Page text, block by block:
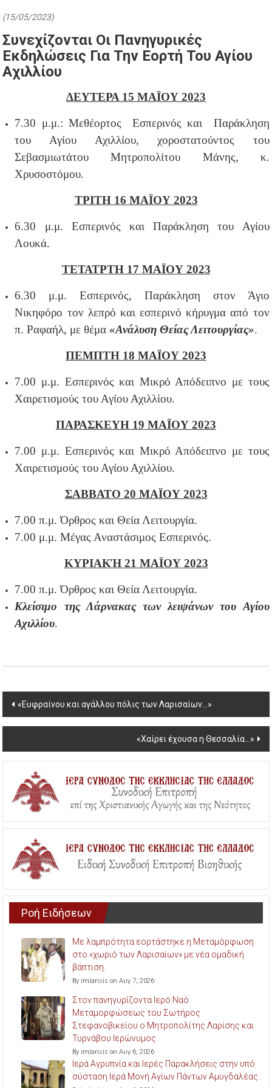
(15/05/2023)
Συνεχίζονται Οι Πανηγυρικές
Εκδηλώσεις Για Την Εορτή Του Αγίου
Αχιλλίου
ΔΕΥΤΕΡΑ 15 ΜΑΪΟΥ 2023
7.30 μ.μ.: Μεθέορτος Εσπερινός και Παράκληση
του Αγίου Αχιλλίου, χοροστατούντος του
Σεβασμιωτάτου Μητροπολίτου Μάνης, κ.
Χρυσοστόμου.
ΤΡΙΤΗ 16 ΜΑΪΟΥ 2023
6.30 μ.μ. Εσπερινός και Παράκληση του Αγίου
Λουκά.
ΤΕΤΑΤΡΤΗ 17 ΜΑΪΟΥ 2023
6.30 μ.μ. Εσπερινός, Παράκληση στον Άγιο
Νικηφόρο τον λεπρό και εσπερινό κήρυγμα από τον
π. Ραφαήλ, με θέμα«Ανάλυση Θείας Λειτουργίας».
ΠΕΜΠΤΗ 18 ΜΑΪΟΥ 2023
7.00 μ.μ. Εσπερινός και Μικρό Απόδειπνο με τους
Χαιρετισμούς του Αγίου Αχιλλίου.
ΠΑΡΑΣΚΕΥΗ 19 ΜΑΪΟΥ 2023
7.00 μ.μ. Εσπερινός και Μικρό Απόδειπνο με τους
Χαιρετισμούς του Αγίου Αχιλλίου.
ΣΑΒΒΑΤΟ 20 ΜΑΪΟΥ 2023
7.00 π.μ. Όρθρος και Θεία Λειτουργία.
7.00 μ.μ. Μέγας Αναστάσιμος Εσπερινός.
ΚΥΡΙΑΚΉ 21 ΜΑΪΟΥ 2023
7.00 π.μ. Όρθρος και Θεία Λειτουργία.
Κλείσιμο της Λάρνακας των λειψάνων του Αγίου
Αχιλλίου.
Post
navigation
«Ευφραίνου και αγάλλου πόλις των Λαρισαίων…»
«Χαίρει έχουσα η Θεσσαλία…»
Ροή Ειδήσεων
Με λαμπρότητα εορτάστηκε η Μεταμόρφωση
στο «χωριό των Λαρισαίων» με νέα ομαδική
βάπτιση.
By imlarisis on Αυγ 7, 2026
Στον πανηγυρίζοντα Ιερό Ναό
Μεταμορφώσεως του Σωτήρος
Στεφανοβικείου ο Μητροπολίτης Λαρίσης και
Τυρνάβου Ιερώνυμος.
By imlarisis on Αυγ 6, 2026
Ιερά Αγρυπνία και Ιερές Παρακλήσεις στην υπό
σύσταση Ιερά Μονή Αγίων Πάντων Αμυγδαλέας.